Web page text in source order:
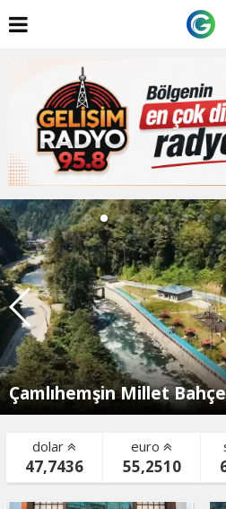
Çamlıhemşin Millet
dolar
47,7436
euro
55,2510
bist color-